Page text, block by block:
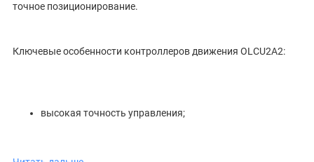
точное позиционирование.
Ключевые особенности контроллеров движения OLCU2A2:
высокая точность управления;